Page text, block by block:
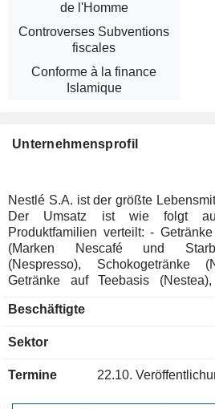
de l'Homme
Controverses Subventions
fiscales
Conforme à la finance
Islamique
Unternehmensprofil
Nestlé S.A. ist der größte
Der Umsatz ist wie folgt
Produktfamilien verteilt: - Getränke (28,1%): Instantkaffees
(Marken Nescafé und
(Nespresso), Schokogetränke
Getränke auf Teebasis (Nestea), usw.; -
Ernährung- und
Nutren, Optifast, Peptamen
Gerber), ketogene Getränke
Beschäftigte
Sektor
Termine 22.10. Veröffentlichung